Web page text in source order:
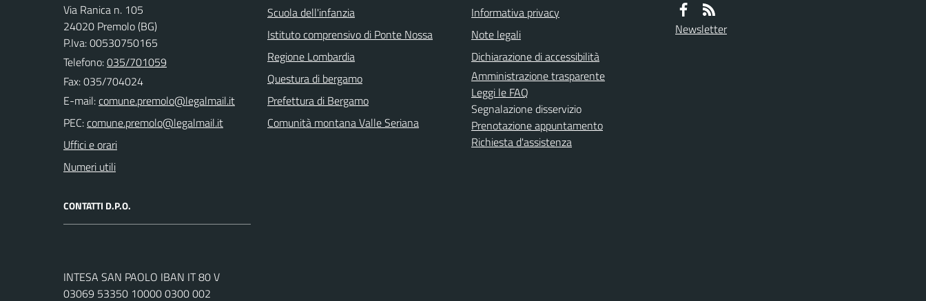
Via Ranica n. 105
24020 Premolo (BG)
P.Iva: 00530750165
Telefono:035/701059
Fax: 035/704024
E-mail:
PEC:
Uffici e orari
Numeri utili
CONTATTI D.P.O.
INTESA SAN PAOLO IBAN IT 80 V
03069 53350 10000 0300 002
Scuola dell'infanzia
Istituto comprensivo di Ponte Nossa
Regione Lombardia
Questura di bergamo
Prefettura di Bergamo
Comunità montana Valle Seriana
Informativa privacy
Note legali
Dichiarazione di accessibilità
Amministrazione trasparente
Leggi le FAQ
Segnalazione disservizio
Prenotazione appuntamento
Richiesta d'assistenza
Newsletter